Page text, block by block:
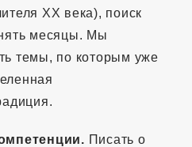
XX века), поиск
месяцы. Мы
темы, по которым уже
Писать о